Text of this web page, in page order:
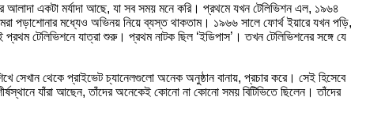
আলাদা একটা মর্যাদা আছে, যা সব সময় মনে করি। প্রথমে যখন টেলিভিশন এল, ১৯৬৪
পড়াশোনার মধ্যেও অভিনয় নিয়ে ব্যস্ত থাকতাম। ১৯৬৬ সালে ফোর্থ ইয়ারে যখন পড়ি,
টেলিভিশনে যাত্রা শুরু। প্রথম নাটক ছিল ‘ইডিপাস’। তখন টেলিভিশনের সঙ্গে যে
সেখান থেকে প্রাইভেট চ্যানেলগুলো অনেক অনুষ্ঠান বানায়, প্রচার করে। সেই হিসেবে
যাঁরা আছেন, তাঁদের অনেকেই কোনো না কোনো সময় বিটিভিতে ছিলেন। তাঁদের